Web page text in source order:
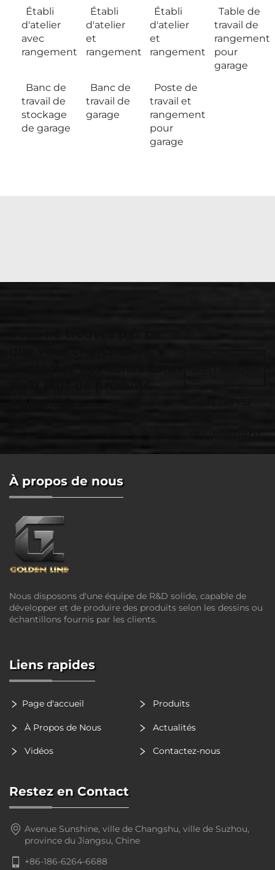
Établi
d'atelier
avec
rangement
Établi
d'atelier
et
rangement
Établi
d'atelier
et
rangement
Table de
travail de
rangement
pour
garage
Banc de
travail de
stockage
de garage
Banc de
travail de
garage
Poste de
travail et
rangement
pour
garage
À propos de nous
Nous disposons d'une équipe de R&D solide, capable de
développer et de produire des produits selon les dessins ou
échantillons fournis par les clients.
Liens rapides
Page d'accueil Produits
À Propos de Nous Actualités
Vidéos Contactez-nous
Restez en Contact
Avenue Sunshine, ville de Changshu, ville de Suzhou,
province du Jiangsu, Chine
+86-186-6264-6688